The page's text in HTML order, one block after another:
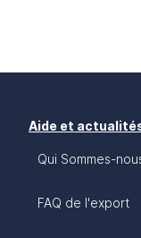
Aide et
Qui Sommes-
FAQ de l'export